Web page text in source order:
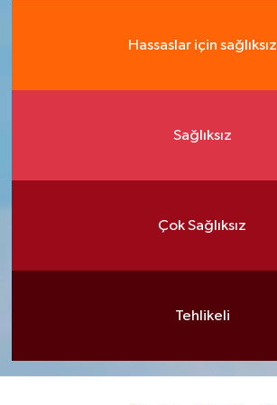
Hassaslar için sağlıksız
Sağlıksız
Çok Sağlıksız
Tehlikeli